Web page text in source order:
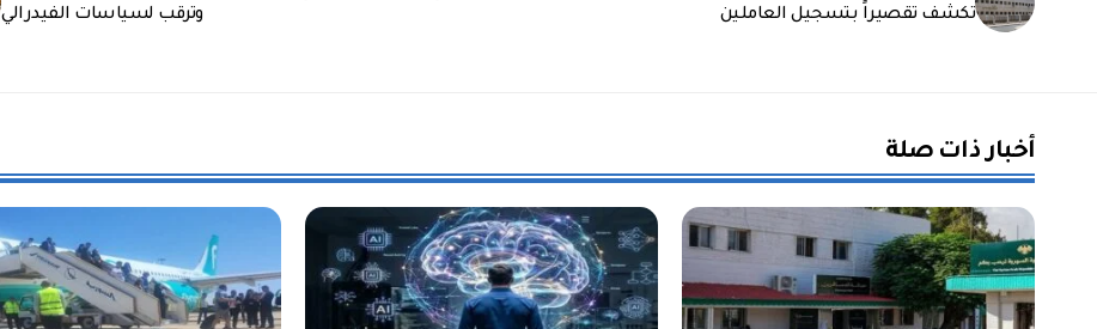
تكشف تقصيراً بتسجيل العاملين
وترقب لسياسات الفيدرالي
أخبار ذات صلة